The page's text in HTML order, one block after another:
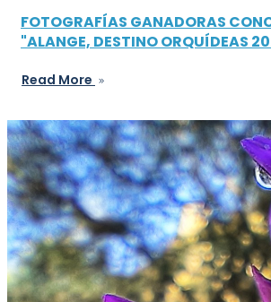
FOTOGRAFÍAS GANADORAS
"ALANGE, DESTINO ORQUÍDEAS
Read More